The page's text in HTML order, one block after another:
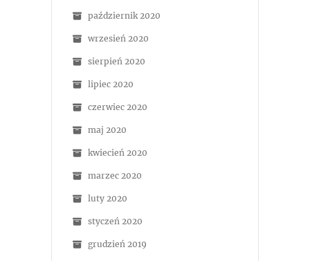
październik 2020
wrzesień 2020
sierpień 2020
lipiec 2020
czerwiec 2020
maj 2020
kwiecień 2020
marzec 2020
luty 2020
styczeń 2020
grudzień 2019